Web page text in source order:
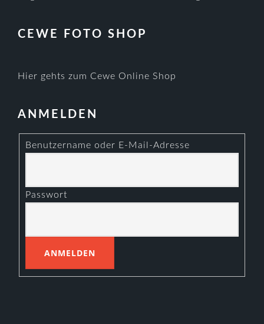
CEWE FOTO SHOP
Hier gehts zum Cewe Online Shop
ANMELDEN
Benutzername oder E-Mail-Adresse
Passwort